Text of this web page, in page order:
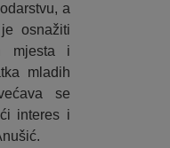
a
osnažiti
mjesta i
mladih
se
interes i